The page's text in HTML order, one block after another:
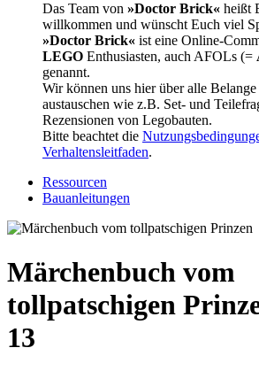
Das Team von »Doctor Brick« heißt
willkommen und wünscht Euch viel
»Doctor Brick« ist eine Online-
LEGO Enthusiasten, auch AFOLs (=
genannt.
Wir können uns hier über alle Belange
austauschen wie z.B. Set- und
Rezensionen von Legobauten.
Bitte beachtet die
Verhaltensleitfaden.
Ressourcen
Bauanleitungen
Märchenbuch vom
tollpatschigen
13